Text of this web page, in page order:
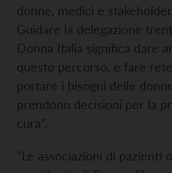
donne, medici e
Guidare la delegazione
Donna Italia significa dare
questo percorso, e fare
portare i bisogni delle
prendono decisioni per la
cura”.
“Le associazioni di pazienti